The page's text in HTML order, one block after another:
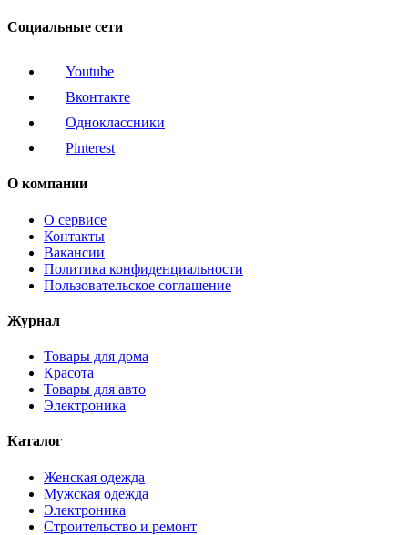
Социальные сети
Youtube
Вконтакте
Одноклассники
Pinterest
О компании
О сервисе
Контакты
Вакансии
Политика конфиденциальности
Пользовательское соглашение
Журнал
Товары для дома
Красота
Товары для авто
Электроника
Каталог
Женская одежда
Мужская одежда
Электроника
Строительство и ремонт